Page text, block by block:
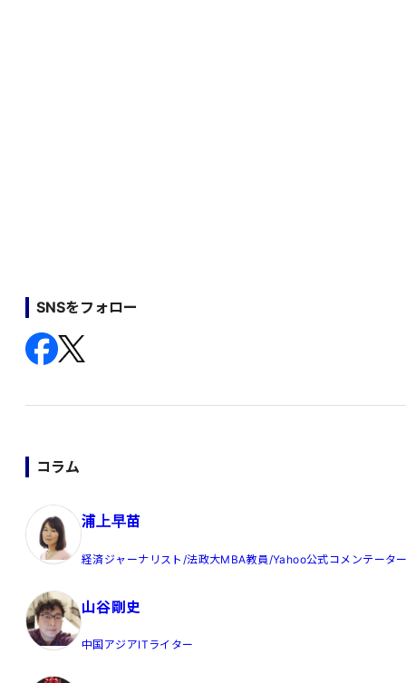
SNSをフォロー
コラム
浦上早苗
経済ジャーナリスト/法政大MBA教員/Yahoo公式コメンテータ
山谷剛史
中国アジアITライター